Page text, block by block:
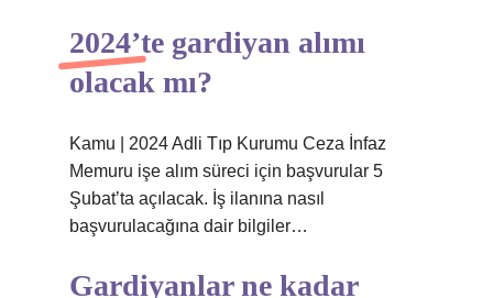
2024’te gardiyan alımı
olacak mı?
Kamu | 2024 Adli Tıp Kurumu Ceza İnfaz
Memuru işe alım süreci için başvurular 5
Şubat’ta açılacak. İş ilanına nasıl
başvurulacağına dair bilgiler…
Gardiyanlar ne kadar